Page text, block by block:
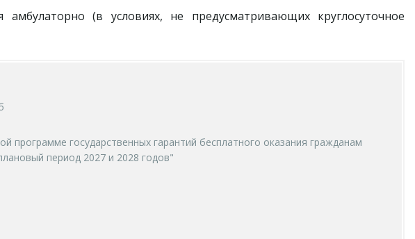
амбулаторно (в условиях, не предусматривающих круглосуточное
государственных гарантий бесплатного оказания гражданам
период 2027 и 2028 годов"